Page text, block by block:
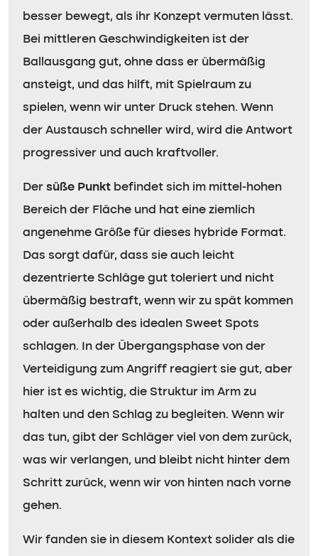
besser bewegt, als ihr Konzept vermuten lässt.
Bei mittleren Geschwindigkeiten ist der
Ballausgang gut, ohne dass er übermäßig
ansteigt, und das hilft, mit Spielraum zu
spielen, wenn wir unter Druck stehen. Wenn
der Austausch schneller wird, wird die Antwort
progressiver und auch kraftvoller.
Der süße Punkt befindet sich im mittel-hohen
Bereich der Fläche und hat eine ziemlich
angenehme Größe für dieses hybride Format.
Das sorgt dafür, dass sie auch leicht
dezentrierte Schläge gut toleriert und nicht
übermäßig bestraft, wenn wir zu spät kommen
oder außerhalb des idealen Sweet Spots
schlagen. In der Übergangsphase von der
Verteidigung zum Angriff reagiert sie gut, aber
hier ist es wichtig, die Struktur im Arm zu
halten und den Schlag zu begleiten. Wenn wir
das tun, gibt der Schläger viel von dem zurück,
was wir verlangen, und bleibt nicht hinter dem
Schritt zurück, wenn wir von hinten nach vorne
gehen.
Wir fanden sie in diesem Kontext solider als die